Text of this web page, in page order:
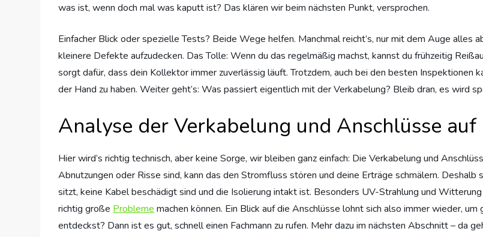
was ist, wenn doch mal was kaputt ist? Das klären wir beim nächsten Punkt, versprochen.
Einfacher Blick oder spezielle Tests? Beide Wege helfen. Manchmal reicht’s, nur mit dem Auge alles
kleinere Defekte aufzudecken. Das Tolle: Wenn du das regelmäßig machst, kannst du frühzeitig
sorgt dafür, dass dein Kollektor immer zuverlässig läuft. Trotzdem, auch bei den besten Inspektionen
der Hand zu haben. Weiter geht’s: Was passiert eigentlich mit der Verkabelung? Bleib dran, es wird
Analyse der Verkabelung und Anschlüsse
Hier wird’s richtig technisch, aber keine Sorge, wir bleiben ganz einfach: Die Verkabelung und
Abnutzungen oder Risse sind, kann das den Stromfluss stören und deine Erträge schmälern.
sitzt, keine Kabel beschädigt sind und die Isolierung intakt ist. Besonders UV-Strahlung und
richtig große Probleme machen können. Ein Blick auf die Anschlüsse lohnt sich also immer wieder,
entdeckst? Dann ist es gut, schnell einen Fachmann zu rufen. Mehr dazu im nächsten Abschnitt – da